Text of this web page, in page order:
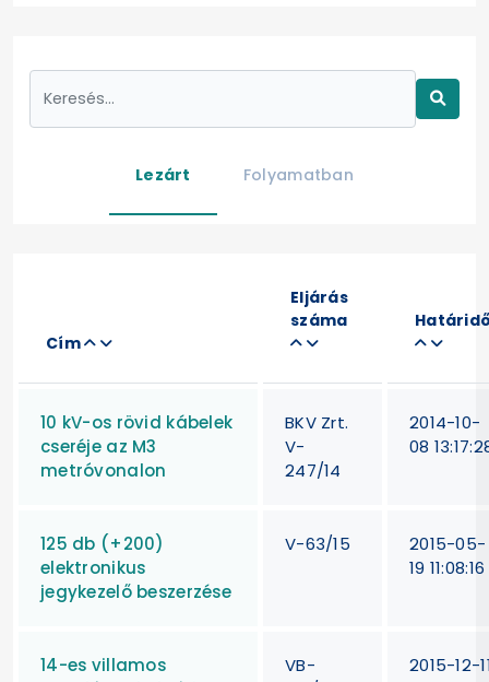
Lezárt Folyamatban
Cím
Eljárás
száma
10 kV-os rövid kábelek
cseréje az M3
metróvonalon
BKV Zrt.
V-
247/14
2014-10-
08
125 db (+200)
elektronikus
jegykezelő beszerzése
V-63/15
2015-05-
19 11:08:16
14-es villamos
VB-
2015-12-